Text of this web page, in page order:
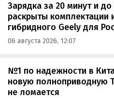
Зарядка за 20 минут и до
раскрыты комплектации
гибридного Geely для
06 августа 2026, 12:07
№1 по надежности в
новую полноприводную
не ломается